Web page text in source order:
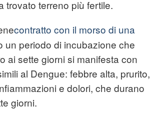
trovato terreno più fertile.
contratto con il morso di una
un periodo di incubazione che
ai sette giorni si manifesta con
al Dengue: febbre alta, prurito,
e dolori, che durano
giorni.